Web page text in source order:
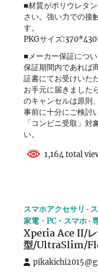
■材質がポリウレタ
さい。強い力での接
す。
PKGサイズ
■メーカー保証につ
保証期間内であれば
証書にてお受けいた
お手元に届きました
のキャンセルは原則
事前に十分にご検討
「コンビニ受取」
い。
1,164 total
スマホアクセサリ
家電・PC・スマホ
Xperia Ace II/
型/UltraSlim/